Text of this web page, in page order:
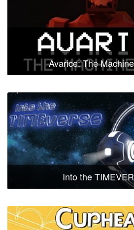
Avarice: The
Into the